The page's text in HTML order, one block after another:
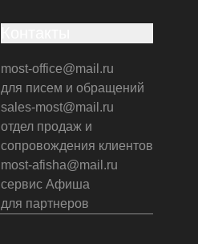
most-office@mail.ru
для писем и обращений
sales-most@mail.ru
отдел продаж и
сопровождения клиентов
most-afisha@mail.ru
сервис Афиша
для партнеров